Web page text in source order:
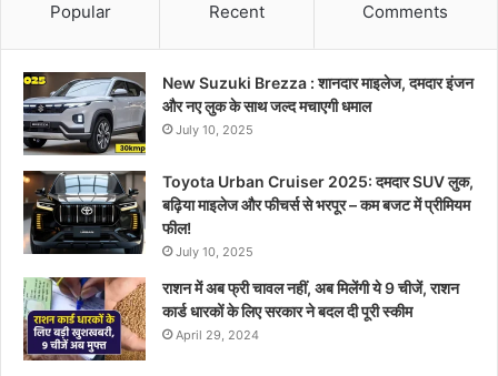
Popular Recent Comments
New Suzuki Brezza : शानदार माइलेज, दमदार इंजन
और नए लुक के साथ जल्द मचाएगी धमाल
July 10, 2025
Toyota Urban Cruiser 2025: दमदार SUV लुक,
बढ़िया माइलेज और फीचर्स से भरपूर – कम बजट में प्रीमियम
फील!
July 10, 2025
राशन में अब फ्री चावल नहीं, अब मिलेंगी ये 9 चीजें, राशन
कार्ड धारकों के लिए सरकार ने बदल दी पूरी स्कीम
April 29, 2024